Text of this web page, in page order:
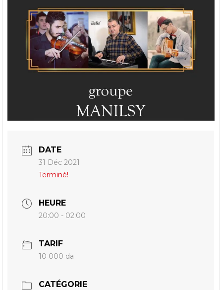
DATE
31 Déc 2021
Terminé!
HEURE
20:00 - 02:00
TARIF
10 000 da
CATÉGORIE